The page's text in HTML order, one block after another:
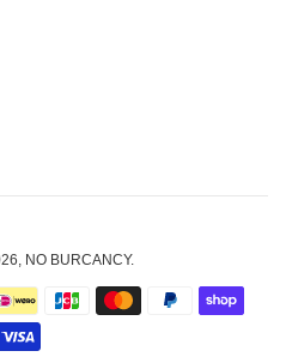
NO BURCANCY.
お
支
払